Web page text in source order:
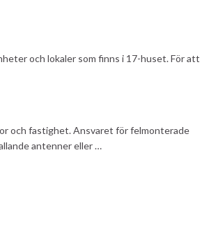
och lokaler som finns i 17-huset. För att
och fastighet. Ansvaret för felmonterade
antenner eller …